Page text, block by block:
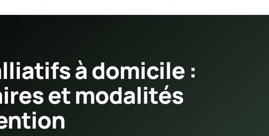
à domicile :
et modalités